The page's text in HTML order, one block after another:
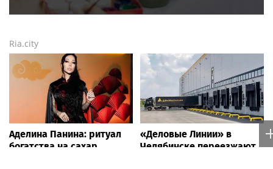
Ria.city
Аделина Панина: ритуал
богатства на сахар
«Деловые Линии» в
Челябинске переезжают